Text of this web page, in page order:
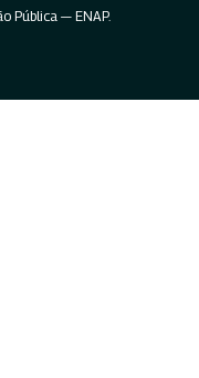
Pública — ENAP.